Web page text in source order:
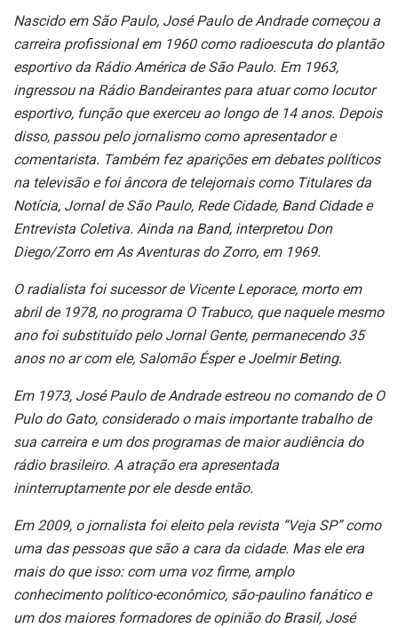
Nascido em São Paulo, José Paulo de Andrade começou a
carreira profissional em 1960 como radioescuta do plantão
esportivo da Rádio América de São Paulo. Em 1963,
ingressou na Rádio Bandeirantes para atuar como locutor
esportivo, função que exerceu ao longo de 14 anos. Depois
disso, passou pelo jornalismo como apresentador e
comentarista. Também fez aparições em debates políticos
na televisão e foi âncora de telejornais como Titulares da
Notícia, Jornal de São Paulo, Rede Cidade, Band Cidade e
Entrevista Coletiva. Ainda na Band, interpretou Don
Diego/Zorro em As Aventuras do Zorro, em 1969.
O radialista foi sucessor de Vicente Leporace, morto em
abril de 1978, no programa O Trabuco, que naquele mesmo
ano foi substituído pelo Jornal Gente, permanecendo 35
anos no ar com ele, Salomão Ésper e Joelmir Beting.
Em 1973, José Paulo de Andrade estreou no comando de O
Pulo do Gato, considerado o mais importante trabalho de
sua carreira e um dos programas de maior audiência do
rádio brasileiro. A atração era apresentada
ininterruptamente por ele desde então.
Em 2009, o jornalista foi eleito pela revista “Veja SP” como
uma das pessoas que são a cara da cidade. Mas ele era
mais do que isso: com uma voz firme, amplo
conhecimento político-econômico, são-paulino fanático e
um dos maiores formadores de opinião do Brasil, José